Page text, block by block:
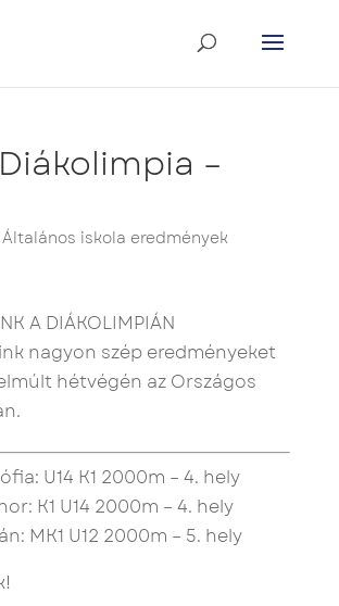
–
Általános iskola eredmények
A DIÁKOLIMPIÁN
nagyon szép eredményeket
hétvégén az Országos
U14 K1 2000m – 4. hely
K1 U14 2000m – 4. hely
MK1 U12 2000m – 5. hely